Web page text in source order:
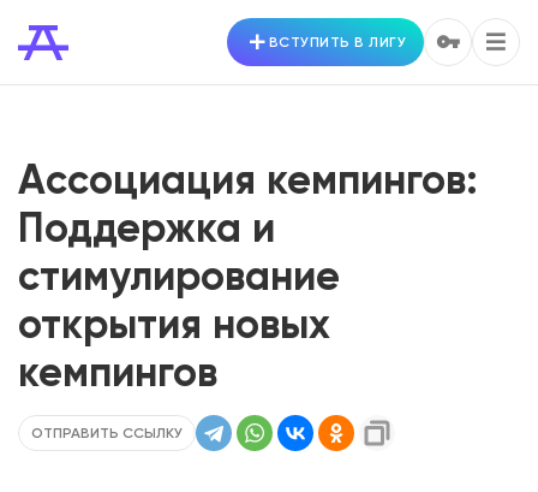
ВСТУПИТЬ В ЛИГУ
Ассоциация кемпингов:
Поддержка и
стимулирование
открытия новых
кемпингов
ОТПРАВИТЬ ССЫЛКУ